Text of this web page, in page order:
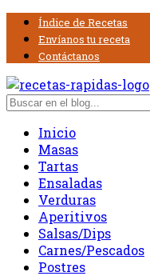
Índice de Recetas
Envíanos tu receta
Contáctanos
Inicio
Masas
Tartas
Ensaladas
Verduras
Aperitivos
Salsas/Dips
Carnes/Pescados
Postres